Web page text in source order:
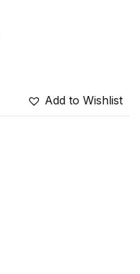
Add to Wishlist